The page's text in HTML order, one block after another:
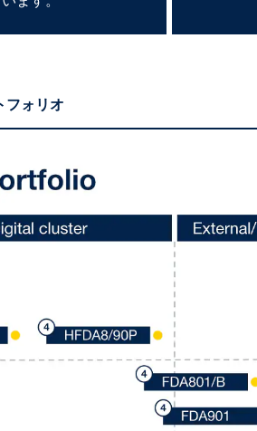
フォリオ